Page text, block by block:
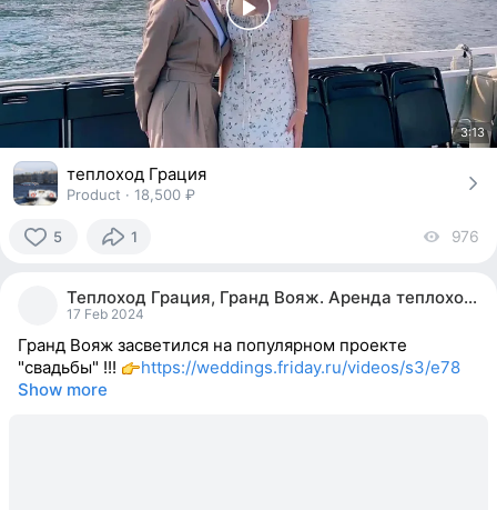
3:13
теплоход Грация
Product · 18,500 ₽
5 1 976
Теплоход Грация, Гранд Вояж. Аренда теплохода.
17 Feb 2024
Гранд Вояж засветился на популярном проекте
"свадьбы" !!!
https://weddings.friday.ru/videos/s3/e78
Show more